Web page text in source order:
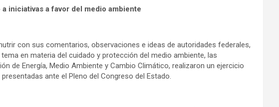
iniciativas a favor del medio ambiente
con sus comentarios, observaciones e ideas de autoridades federales,
en materia del cuidado y protección del medio ambiente, las
de Energía, Medio Ambiente y Cambio Climático, realizaron un ejercicio
ante el Pleno del Congreso del Estado.